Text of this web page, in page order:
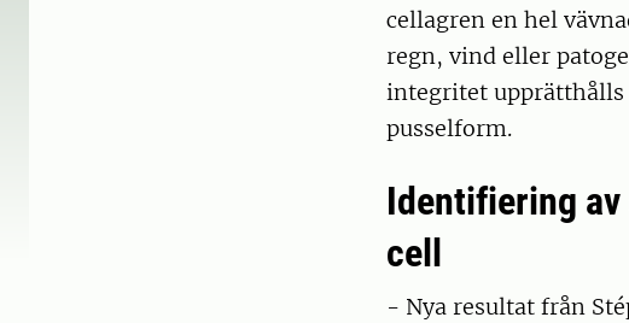
cellagren en hel
regn, vind eller
integritet upprätthålls
pusselform.
Identifiering
cell
- Nya resultat från